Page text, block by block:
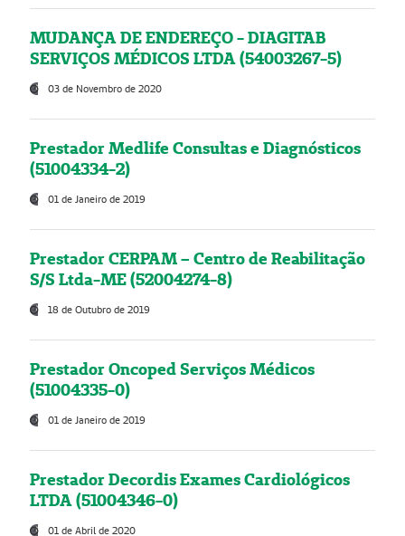
MUDANÇA DE ENDEREÇO - DIAGITAB
SERVIÇOS MÉDICOS LTDA (54003267-5)
03 de Novembro de 2020
Prestador Medlife Consultas e Diagnósticos
(51004334-2)
01 de Janeiro de 2019
Prestador CERPAM – Centro de Reabilitação
S/S Ltda-ME (52004274-8)
18 de Outubro de 2019
Prestador Oncoped Serviços Médicos
(51004335-0)
01 de Janeiro de 2019
Prestador Decordis Exames Cardiológicos
LTDA (51004346-0)
01 de Abril de 2020